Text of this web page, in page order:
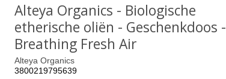
Alteya Organics - Biologische
etherische oliën - Geschenkdoos -
Breathing Fresh Air
Alteya Organics
3800219795639